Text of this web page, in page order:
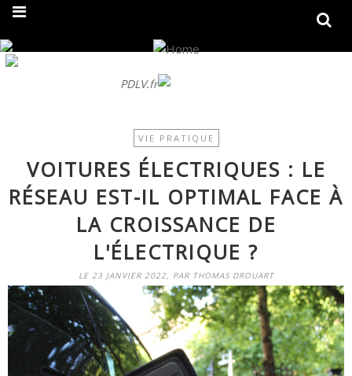
PDLV.fr
VIE PRATIQUE
VOITURES ÉLECTRIQUES : LE
RÉSEAU EST-IL OPTIMAL FACE À
LA CROISSANCE DE
L'ÉLECTRIQUE ?
LE 23 JANVIER 2022, PAR THOMAS DROUART